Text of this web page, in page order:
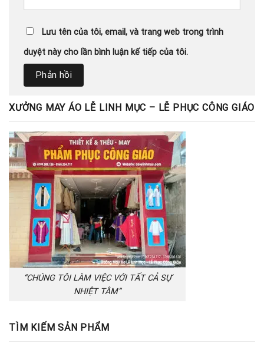
Lưu tên của tôi, email, và trang web trong trình
duyệt này cho lần bình luận kế tiếp của tôi.
XƯỞNG MAY ÁO LỄ LINH MỤC – LỄ PHỤC CÔNG GIÁO
“CHÚNG TÔI LÀM VIỆC VỚI TẤT CẢ SỰ
NHIỆT TÂM”
TÌM KIẾM SẢN PHẨM